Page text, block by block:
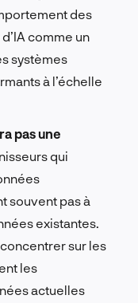
des
comme un
systèmes
à l’échelle
pas une
qui
souvent pas à
existantes.
sur les
les
actuelles